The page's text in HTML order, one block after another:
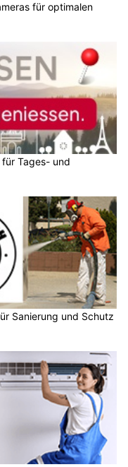
für optimalen
für Tages- und
Sanierung und Schutz